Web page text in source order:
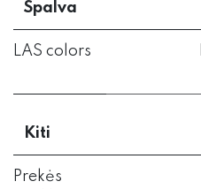
Spalva
LAS colors
Kiti
Prekės